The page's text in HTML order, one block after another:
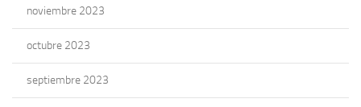
noviembre 2023
octubre 2023
septiembre 2023